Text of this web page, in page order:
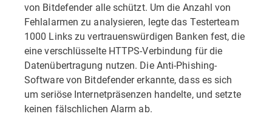
von Bitdefender alle schützt. Um die Anzahl von
Fehlalarmen zu analysieren, legte das Testerteam
1000 Links zu vertrauenswürdigen Banken fest, die
eine verschlüsselte HTTPS-Verbindung für die
Datenübertragung nutzen. Die Anti-Phishing-
Software von Bitdefender erkannte, dass es sich
um seriöse Internetpräsenzen handelte, und setzte
keinen fälschlichen Alarm ab.